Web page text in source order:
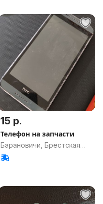
15 р.
Телефон на запчасти
Барановичи, Брестская
обл.